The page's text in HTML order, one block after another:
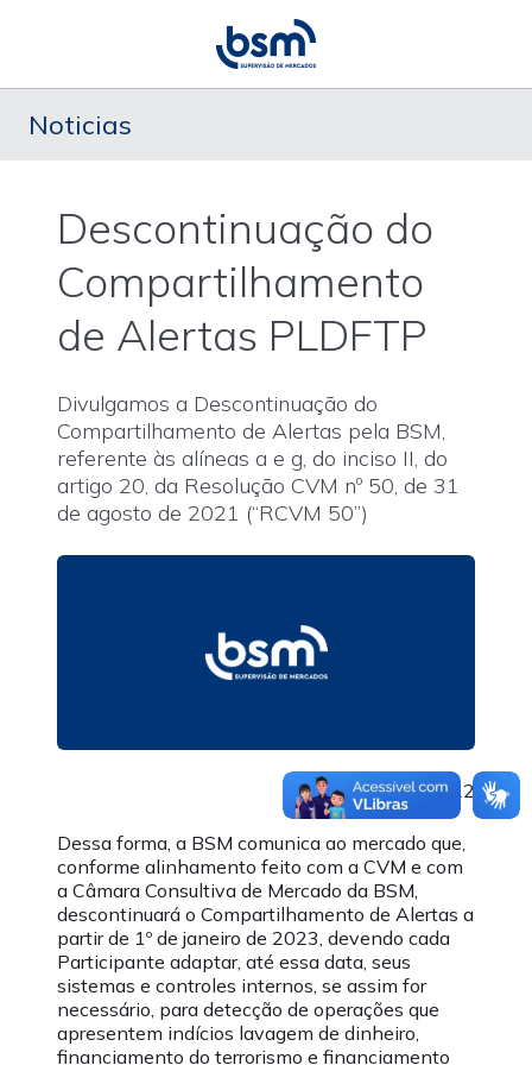
Noticias
Descontinuação do
Compartilhamento
de Alertas PLDFTP
Divulgamos a Descontinuação do
Compartilhamento de Alertas pela BSM,
referente às alíneas a e g, do inciso II, do
artigo 20, da Resolução CVM nº 50, de 31
de agosto de 2021 (“RCVM 50”)
06/05/2022
Dessa forma, a BSM comunica ao mercado que,
conforme alinhamento feito com a CVM e com
a Câmara Consultiva de Mercado da BSM,
descontinuará o Compartilhamento de Alertas a
partir de 1º de janeiro de 2023, devendo cada
Participante adaptar, até essa data, seus
sistemas e controles internos, se assim for
necessário, para detecção de operações que
apresentem indícios lavagem de dinheiro,
financiamento do terrorismo e financiamento